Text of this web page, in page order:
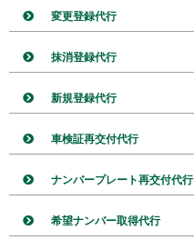
変更登録代行
抹消登録代行
新規登録代行
車検証再交付代行
ナンバープレート再交付代行
希望ナンバー取得代行